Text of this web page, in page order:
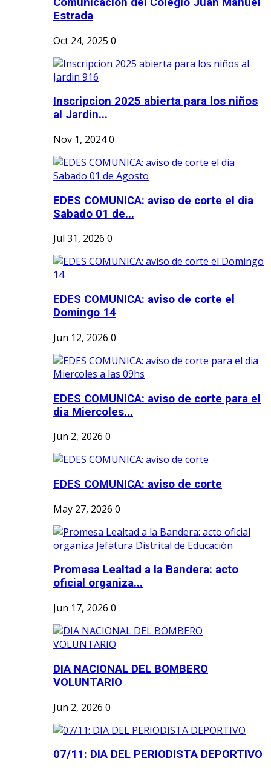
Estrada
Oct 24, 2025 0
Inscripcion 2025 abierta para los niños
al Jardin...
Nov 1, 20240
EDES COMUNICA: aviso de corte el dia
Sabado 01 de...
Jul 31, 2026 0
EDES COMUNICA: aviso de corte el
Domingo 14
Jun 12, 2026 0
EDES COMUNICA: aviso de corte para el
dia Miercoles...
Jun 2, 2026 0
EDES COMUNICA: aviso de corte
May 27, 2026 0
Promesa Lealtad a la Bandera: acto
oficial organiza...
Jun 17, 2026 0
DIA NACIONAL DEL BOMBERO
VOLUNTARIO
Jun 2, 2026 0
07/11: DIA DEL PERIODISTA DEPORTIVO